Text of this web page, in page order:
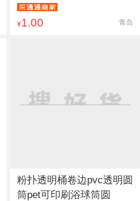
¥1.00 青岛
粉扑透明桶卷边pvc透明圆
筒pet可印刷浴球筒圆